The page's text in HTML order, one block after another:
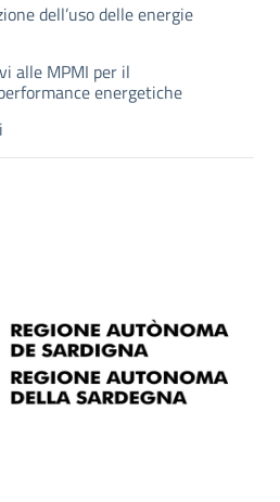
dell’uso delle energie
alle MPMI per il
energetiche